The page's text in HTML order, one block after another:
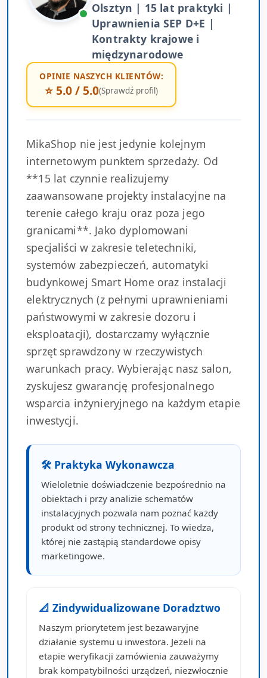
Olsztyn | 15 lat praktyki |
Uprawnienia SEP D+E |
Kontrakty krajowe i
międzynarodowe
OPINIE NASZYCH KLIENTÓW:
⭐ 5.0 / 5.0(Sprawdź profil)
MikaShop nie jest jedynie kolejnym
internetowym punktem sprzedaży. Od
**15 lat czynnie realizujemy
zaawansowane projekty instalacyjne na
terenie całego kraju oraz poza jego
granicami**. Jako dyplomowani
specjaliści w zakresie teletechniki,
systemów zabezpieczeń, automatyki
budynkowej Smart Home oraz instalacji
elektrycznych (z pełnymi uprawnieniami
państwowymi w zakresie dozoru i
eksploatacji), dostarczamy wyłącznie
sprzęt sprawdzony w rzeczywistych
warunkach pracy. Wybierając nasz salon,
zyskujesz gwarancję profesjonalnego
wsparcia inżynieryjnego na każdym etapie
inwestycji.
🛠 Praktyka Wykonawcza
Wieloletnie doświadczenie bezpośrednio na
obiektach i przy analizie schematów
instalacyjnych pozwala nam poznać każdy
produkt od strony technicznej. To wiedza,
której nie zastąpią standardowe opisy
marketingowe.
📐 Zindywidualizowane Doradztwo
Naszym priorytetem jest bezawaryjne
działanie systemu u inwestora. Jeżeli na
etapie weryfikacji zamówienia zauważymy
brak kompatybilności urządzeń, niezwłocznie